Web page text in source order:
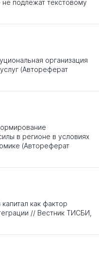
подлежат текстовому
организация
(Автореферат
в регионе в условиях
(Автореферат
как фактор
// Вестник ТИСБИ,